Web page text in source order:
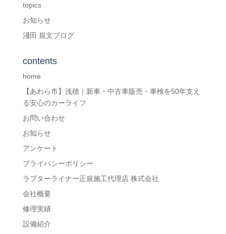
topics
お知らせ
淺田 規文ブログ
contents
home
【あわら市】浅穂｜新車・中古車販売・車検を50年支え
る安心のカーライフ
お問い合わせ
お知らせ
アンケート
プライバシーポリシー
ラプターライナー正規施工代理店 株式会社
会社概要
修理実績
設備紹介